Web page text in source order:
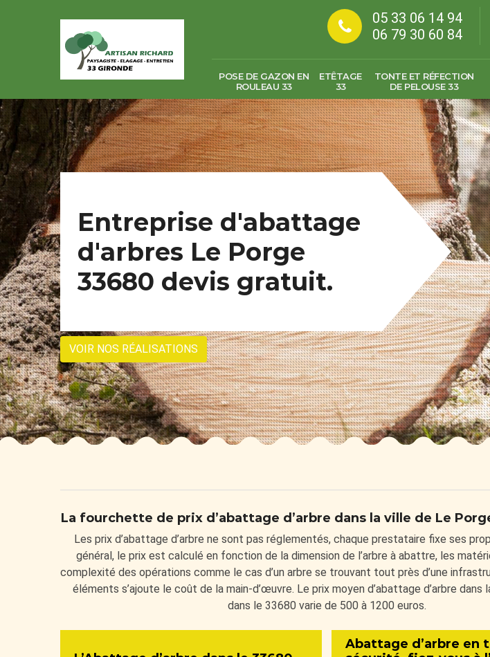
05 33 06 14 94
06 79 30 60 84
POSE DE GAZON EN
ROULEAU 33
ETÊTAGE
33
TONTE ET RÉFECTION
DE PELOUSE 33
Entreprise d'abattage
d'arbres Le Porge
33680 devis gratuit.
VOIR NOS RÉALISATIONS
La fourchette de prix d’abattage d’arbre dans la ville de Le
Les prix d’abattage d’arbre ne sont pas réglementés, chaque prestataire fixe ses
général, le prix est calculé en fonction de la dimension de l’arbre à abattre, les
complexité des opérations comme le cas d’un arbre se trouvant tout près d’une
éléments s’ajoute le coût de la main-d’œuvre. Le prix moyen d’abattage d’arbre dans
dans le 33680 varie de 500 à 1200 euros.
Abattage d’arbre en